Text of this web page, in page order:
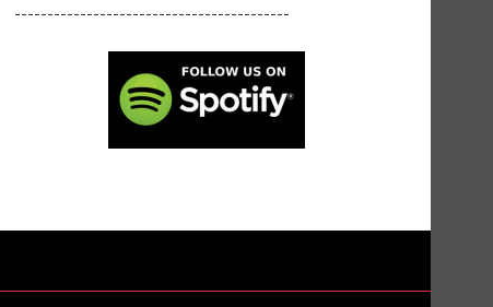
------------------------------------------